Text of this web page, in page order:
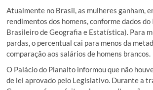
Atualmente no Brasil, as mulheres ganham,
rendimentos dos homens, conforme dados
Brasileiro de Geografia e Estatística). Para
pardas, o percentual cai para menos da
comparação aos salários de homens brancos.
O Palácio do Planalto informou que não
de lei aprovado pelo Legislativo. Durante a